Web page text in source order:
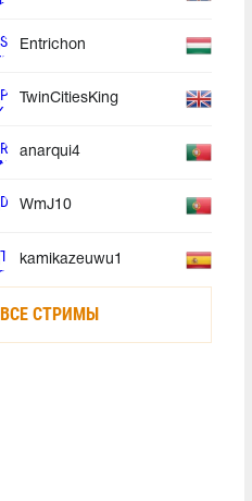
Entrichon
TwinCitiesKing
anarqui4
WmJ10
kamikazeuwu1
ВСЕ СТРИМЫ